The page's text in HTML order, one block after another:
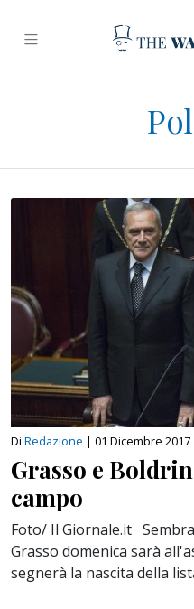
Di Redazione | 01 Dicembre 2017
Grasso e
campo
Foto/ Il Giornale.it
Grasso domenica sarà
segnerà la nascita della